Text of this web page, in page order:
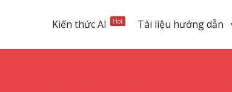
Kiến thức AI Hot Tài liệu hướng dẫn